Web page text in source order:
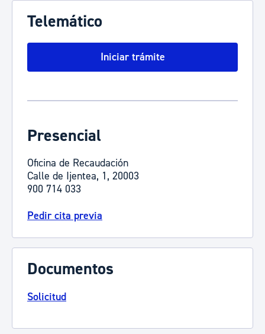
Telemático
Iniciar trámite
Presencial
Oficina de Recaudación
Calle de Ijentea, 1, 20003
900 714 033
Pedir cita previa
Documentos
Solicitud